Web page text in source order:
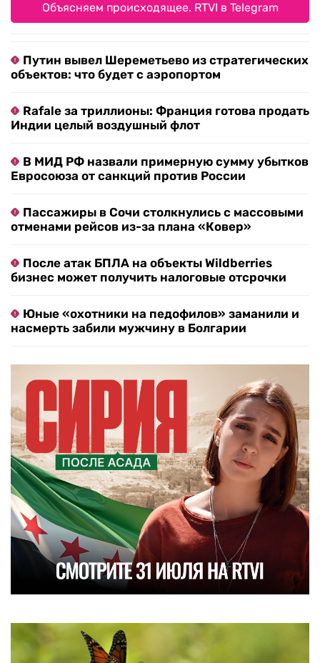
Объясняем происходящее. RTVI в Telegram
Путин вывел Шереметьево из стратегических
объектов: что будет с аэропортом
Rafale за триллионы: Франция готова продать
Индии целый воздушный флот
В МИД РФ назвали примерную сумму убытков
Евросоюза от санкций против России
Пассажиры в Сочи столкнулись с массовыми
отменами рейсов из-за плана «Ковер»
После атак БПЛА на объекты Wildberries
бизнес может получить налоговые отсрочки
Юные «охотники на педофилов» заманили и
насмерть забили мужчину в Болгарии